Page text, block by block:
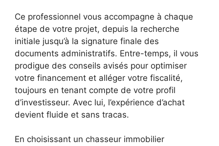
Ce professionnel vous accompagne à chaque
étape de votre projet, depuis la recherche
initiale jusqu’à la signature finale des
documents administratifs. Entre-temps, il vous
prodigue des conseils avisés pour optimiser
votre financement et alléger votre fiscalité,
toujours en tenant compte de votre profil
d’investisseur. Avec lui, l’expérience d’achat
devient fluide et sans tracas.
En choisissant un chasseur immobilier